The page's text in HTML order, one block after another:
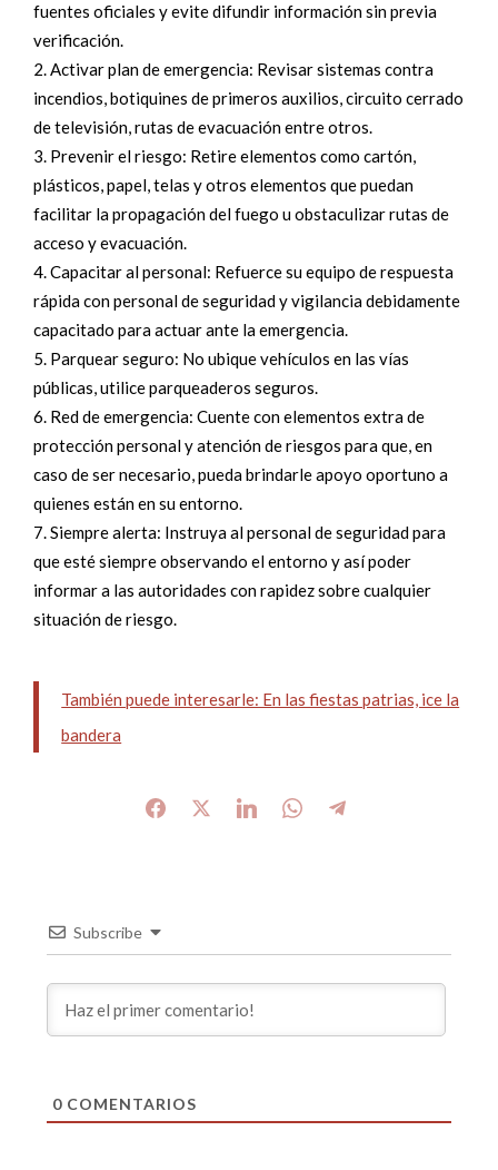
fuentes oficiales y evite difundir información sin previa
verificación.
Activar plan de emergencia: Revisar sistemas contra
incendios, botiquines de primeros auxilios, circuito cerrado
de televisión, rutas de evacuación entre otros.
Prevenir el riesgo: Retire elementos como cartón,
plásticos, papel, telas y otros elementos que puedan
facilitar la propagación del fuego u obstaculizar rutas de
acceso y evacuación.
Capacitar al personal: Refuerce su equipo de respuesta
rápida con personal de seguridad y vigilancia debidamente
capacitado para actuar ante la emergencia.
Parquear seguro: No ubique vehículos en las vías
públicas, utilice parqueaderos seguros.
Red de emergencia: Cuente con elementos extra de
protección personal y atención de riesgos para que, en
caso de ser necesario, pueda brindarle apoyo oportuno a
quienes están en su entorno.
Siempre alerta: Instruya al personal de seguridad para
que esté siempre observando el entorno y así poder
informar a las autoridades con rapidez sobre cualquier
situación de riesgo.
También puede interesarle: En las fiestas patrias, ice la
bandera
Subscribe
0COMENTARIOS